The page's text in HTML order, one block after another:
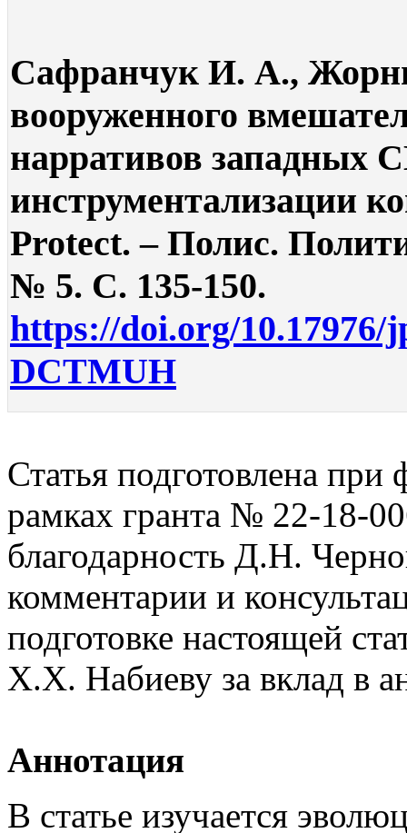
Сафранчук И. А.,
вооруженного
нарративов западных
инструментализации
Protect. – Полис.
№ 5. С. 135-150.
https://doi.org/10.17976/
DCTMUH
Статья подготовлена
рамках гранта № 22-18-
благодарность Д.Н.
комментарии и
подготовке настоящей
Х.Х. Набиеву за вклад в
Аннотация
В статье изучается